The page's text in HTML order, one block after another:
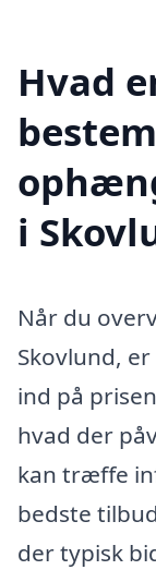
Hvad
i
Når du
Skovlund,
ind på
hvad der
kan træffe
bedste
der typisk